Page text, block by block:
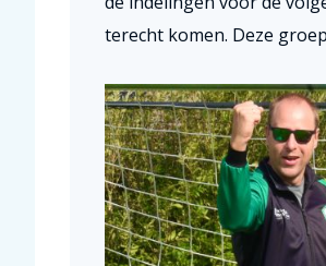
terecht komen. Deze